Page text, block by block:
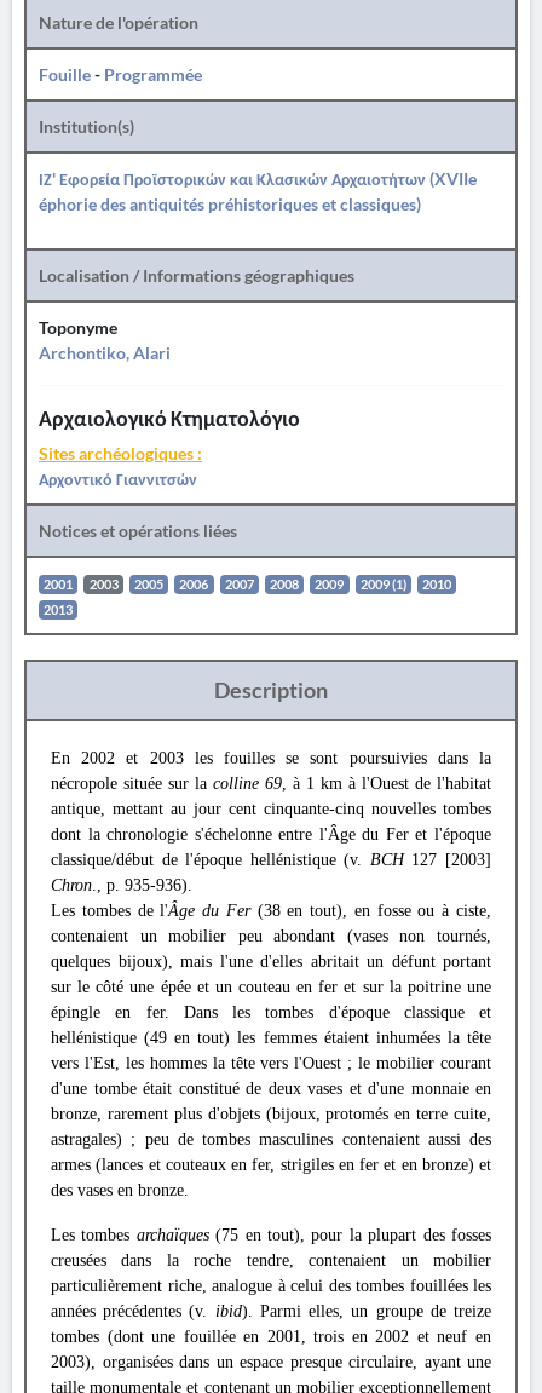
Nature de l'opération
Fouille- Programmée
Institution(s)
ΙΖ' Εφορεία Προϊστορικών και Κλασικών Αρχαιοτήτων (XVIIe
éphorie des antiquités préhistoriques et classiques)
Localisation / Informations géographiques
Toponyme
Archontiko, Alari
Αρχαιολογικό Κτηματολόγιο
Sites archéologiques :
Αρχοντικό Γιαννιτσών
Notices et opérations liées
2001 2003 2005 2006 2007 2008 2009 2009 (1)
2010
2013
Description
En 2002 et 2003 les fouilles se sont poursuivies dans la
nécropole située sur la colline 69, à 1 km à l'Ouest de l'habitat
antique, mettant au jour cent cinquante-cinq nouvelles tombes
dont la chronologie s'échelonne entre l'Âge du Fer et l'époque
classique/début de l'époque hellénistique (v. BCH127 [2003]
Chron., p. 935-936).
Les tombes de l'Âge du Fer (38 en tout), en fosse ou à ciste,
contenaient un mobilier peu abondant (vases non tournés,
quelques bijoux), mais l'une d'elles abritait un défunt portant
sur le côté une épée et un couteau en fer et sur la poitrine une
épingle en fer. Dans les tombes d'époque classique et
hellénistique (49 en tout) les femmes étaient inhumées la tête
vers l'Est, les hommes la tête vers l'Ouest ; le mobilier courant
d'une tombe était constitué de deux vases et d'une monnaie en
bronze, rarement plus d'objets (bijoux, protomés en terre cuite,
astragales) ; peu de tombes masculines contenaient aussi des
armes (lances et couteaux en fer, strigiles en fer et en bronze) et
des vases en bronze.
Les tombes archaïques(75 en tout), pour la plupart des fosses
creusées dans la roche tendre, contenaient un mobilier
particulièrement riche, analogue à celui des tombes fouillées les
années précédentes (v. ibid). Parmi elles, un groupe de treize
tombes (dont une fouillée en 2001, trois en 2002 et neuf en
2003), organisées dans un espace presque circulaire, ayant une
taille monumentale et contenant un mobilier exceptionnellement